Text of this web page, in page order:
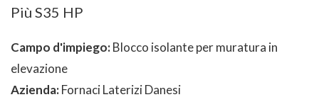
Più S35 HP
Campo d'impiego:Blocco isolante per muratura in
elevazione
Azienda:Fornaci Laterizi Danesi